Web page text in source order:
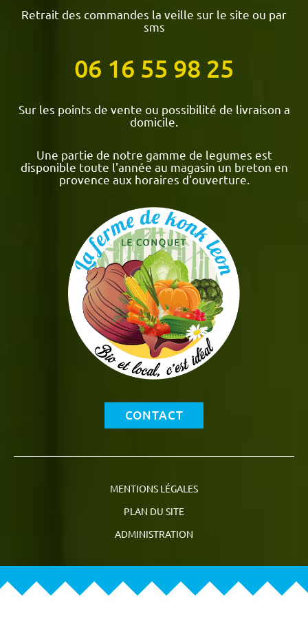
Retrait des commandes la veille sur le site ou par
sms
06 16 55 98 25
Sur les points de vente ou possibilité de livraison a
domicile.
Une partie de notre gamme de legumes est
disponible toute l'année au magasin un breton en
provence aux horaires d'ouverture.
CONTACT
MENTIONS LÉGALES
PLAN DU SITE
ADMINISTRATION